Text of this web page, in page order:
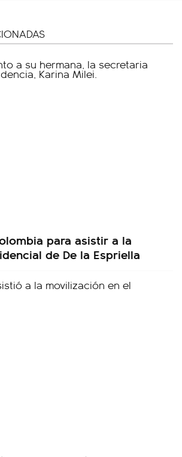
para asistir a la
de De la Espriella